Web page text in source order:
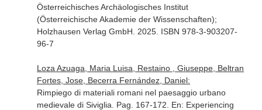
Österreichisches Archäologisches Institut
(Österreichische Akademie der Wissenschaften);
Holzhausen Verlag GmbH. 2025. ISBN 978-3-903207-
96-7
Loza Azuaga, Maria Luisa, Restaino , Giuseppe, Beltran
Fortes, Jose, Becerra Fernández, Daniel:
Rimpiego di materiali romani nel paesaggio urbano
medievale di Siviglia. Pag. 167-172. En: Experiencing